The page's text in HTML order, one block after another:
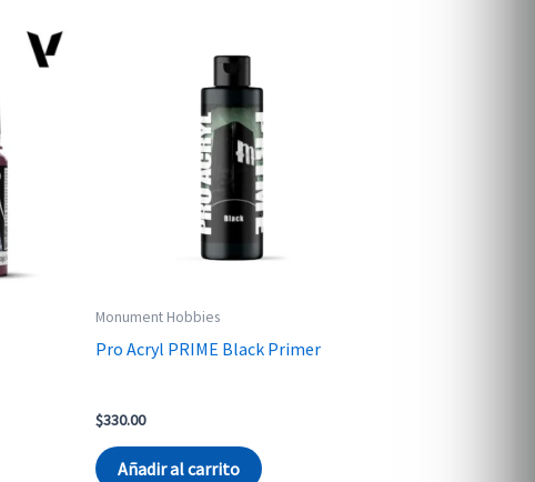
Monument Hobbies
Pro Acryl PRIME Black Primer
$330.00
Añadir al carrito